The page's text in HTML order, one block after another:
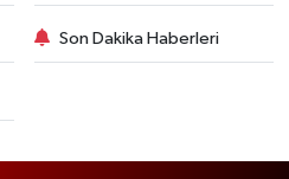
Son Dakika Haberleri